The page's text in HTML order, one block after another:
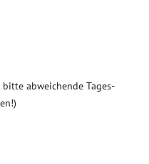
abweichende Tages-